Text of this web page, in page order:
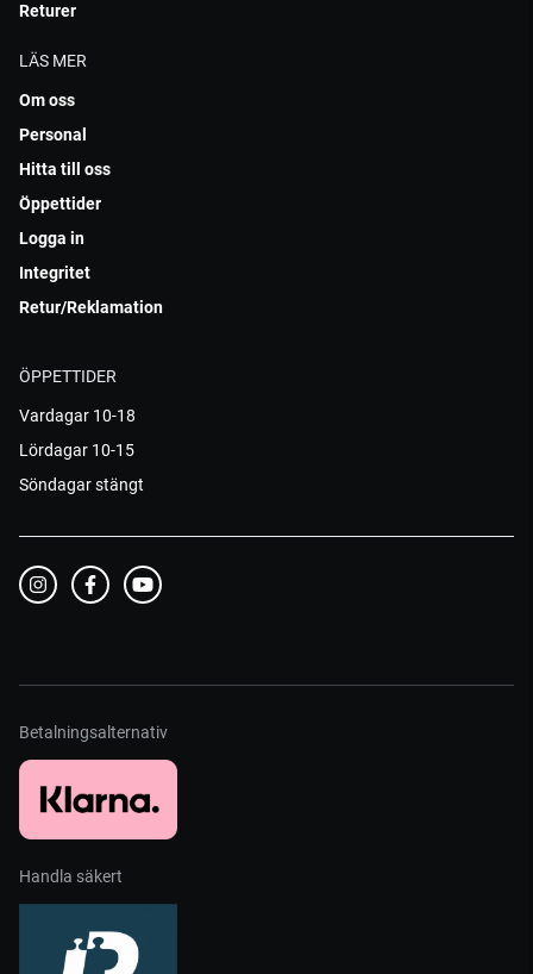
Returer
LÄS MER
Om oss
Personal
Hitta till oss
Öppettider
Logga in
Integritet
Retur/Reklamation
ÖPPETTIDER
Vardagar 10-18
Lördagar 10-15
Söndagar stängt
Betalningsalternativ
Handla säkert